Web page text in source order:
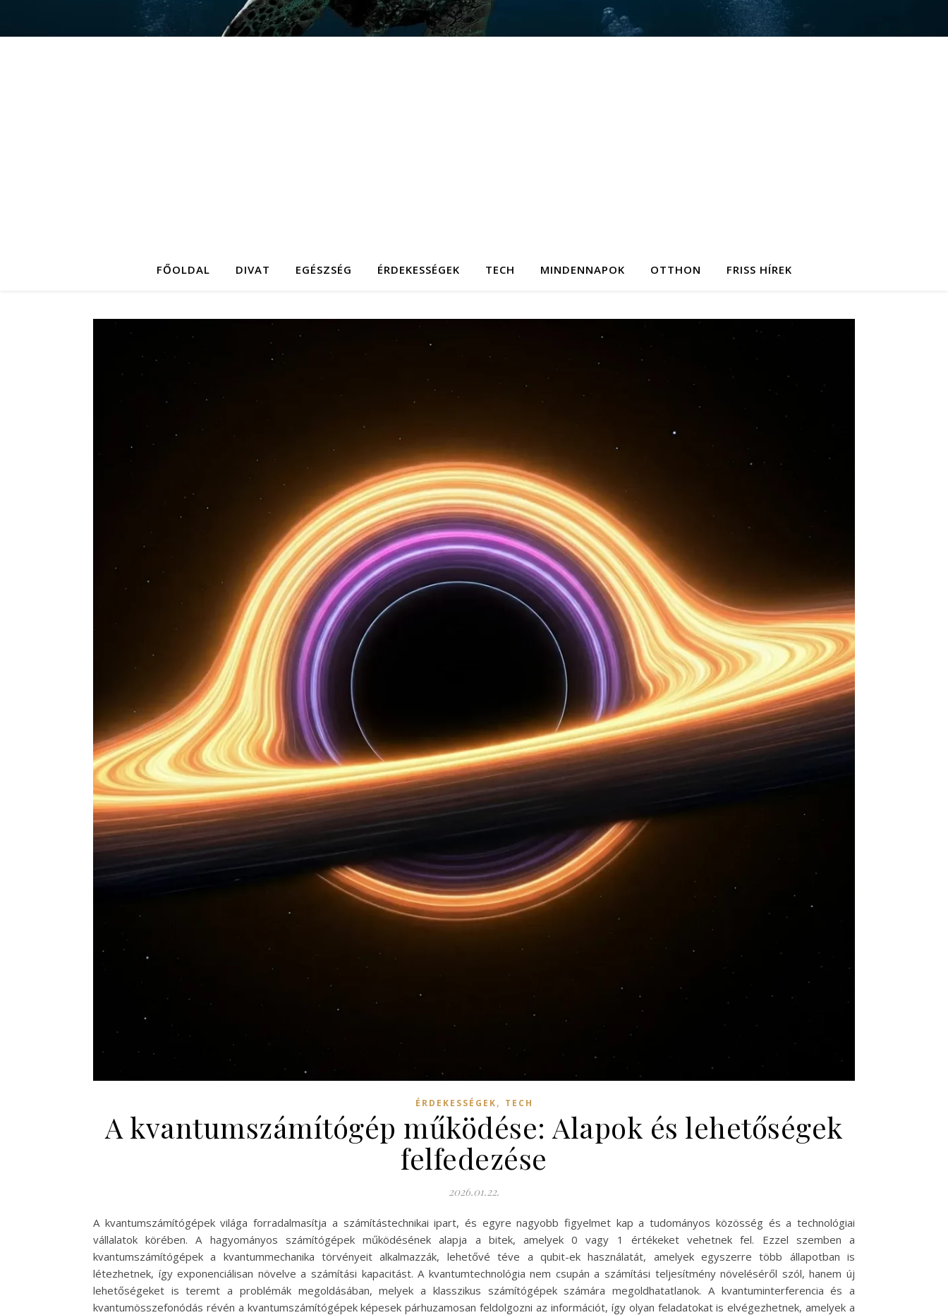
FŐOLDAL DIVAT EGÉSZSÉG ÉRDEKESSÉGEK TECH MINDENNAPOK OTTHON FRISS HÍREK
ÉRDEKESSÉGEK, TECH
A kvantumszámítógép működése: Alapok és lehetőségek
felfedezése
2026.01.22.
A kvantumszámítógépek világa forradalmasítja a számítástechnikai ipart, és egyre nagyobb figyelmet kap a tudományos közösség és a technológiai
vállalatok körében. A hagyományos számítógépek működésének alapja a bitek, amelyek 0 vagy 1 értékeket vehetnek fel. Ezzel szemben a
kvantumszámítógépek a kvantummechanika törvényeit alkalmazzák, lehetővé téve a qubit-ek használatát, amelyek egyszerre több állapotban is
létezhetnek, így exponenciálisan növelve a számítási kapacitást. A kvantumtechnológia nem csupán a számítási teljesítmény növeléséről szól, hanem új
lehetőségeket is teremt a problémák megoldásában, melyek a klasszikus számítógépek számára megoldhatatlanok. A kvantuminterferencia és a
kvantumösszefonódás révén a kvantumszámítógépek képesek párhuzamosan feldolgozni az információt, így olyan feladatokat is elvégezhetnek, amelyek a